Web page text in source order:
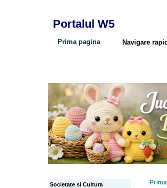
Portalul W5
Prima pagina Navigare
Societate si Cultura